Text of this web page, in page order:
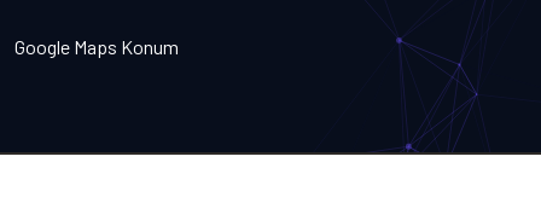
Google Maps Konum